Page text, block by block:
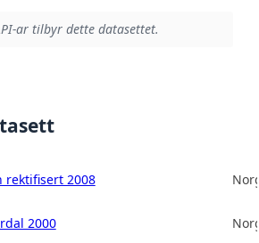
ar tilbyr dette datasettet.
rektifisert 2008
2000